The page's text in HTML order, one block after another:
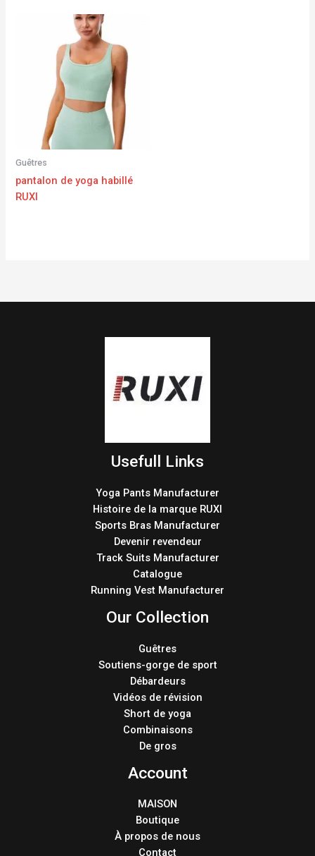
Guêtres
pantalon de yoga habillé
RUXI
Usefull Links
Yoga Pants Manufacturer
Histoire de la marque RUXI
Sports Bras Manufacturer
Devenir revendeur
Track Suits Manufacturer
Catalogue
Running Vest Manufacturer
Our Collection
Guêtres
Soutiens-gorge de sport
Débardeurs
Vidéos de révision
Short de yoga
Combinaisons
De gros
Account
MAISON
Boutique
À propos de nous
Contact